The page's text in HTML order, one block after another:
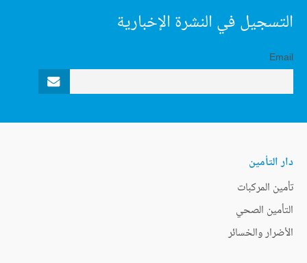
التسجيل في النشرة الإخبارية
Email
دار التأمين
تأمين المركبات
التأمين الصحي
الأضرار والخسائر